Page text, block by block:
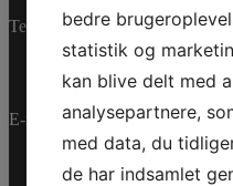
Telefon:+45 70 200 600
E-mail:info@jettrade.dk
bedre
statistik og
kan blive delt med
analysepartnere,
med data, du
de har indsamlet